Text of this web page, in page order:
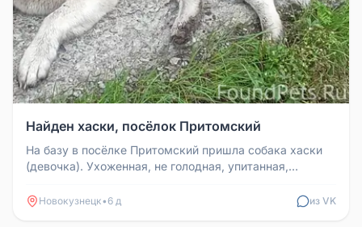
Найден хаски, посёлок Притомский
На базу в посёлке Притомский пришла собака хаски
(девочка). Ухоженная, не голодная, упитанная,
Новокузнецк•6 д из VK